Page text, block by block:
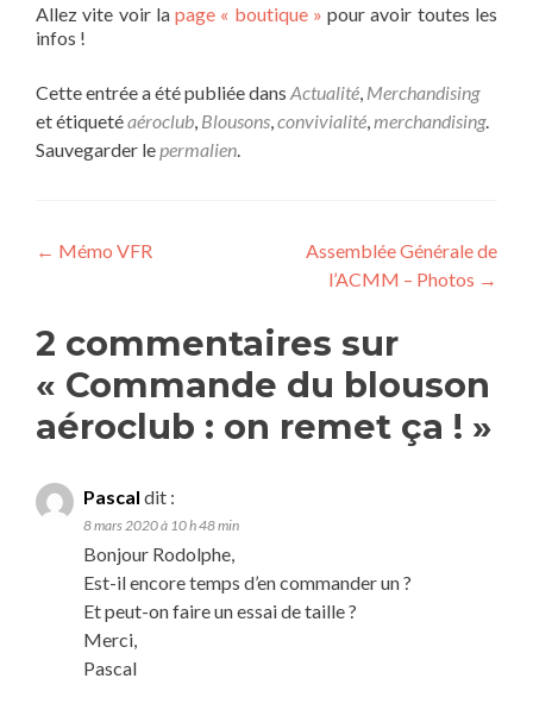
Allez vite voir lapage « boutique » pour avoir toutes les
infos !
Cette entrée a été publiée dans Actualité, Merchandising
et étiquetéaéroclub, Blousons,convivialité,merchandising.
Sauvegarder lepermalien.
Navigation
l’article
← Mémo VFR
Assemblée Générale de
l’ACMM – Photos →
2 commentaires sur
« Commande du blouson
aéroclub : on remet ça ! »
Pascal dit :
8 mars 2020 à 10 h 48 min
Bonjour Rodolphe,
Est-il encore temps d’en commander un ?
Et peut-on faire un essai de taille ?
Merci,
Pascal